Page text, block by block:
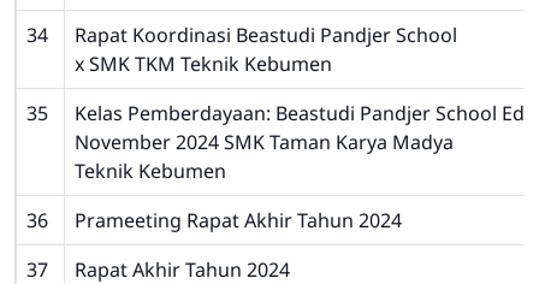
34
Rapat Koordinasi Beastudi Pandjer School
x SMK TKM Teknik Kebumen
35
Kelas Pemberdayaan: Beastudi Pandjer School
November 2024 SMK Taman Karya Madya
Teknik Kebumen
36
Prameeting Rapat Akhir Tahun 2024
37
Rapat Akhir Tahun 2024